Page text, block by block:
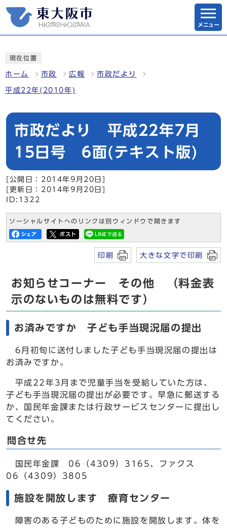
メニュー
現在位置
ホーム 市政 広報 市政だより
平成22年(2010年)
市政だより 平成22年7月
15日号 6面(テキスト版)
[公開日：2014年9月20日]
[更新日：2014年9月20日]
ID:1322
ソーシャルサイトへのリンクは別ウィンドウで開きます
印刷 大きな文字で印刷
お知らせコーナー その他 （料金表
示のないものは無料です）
お済みですか 子ども手当現況届の提出
6月初旬に送付しました子ども手当現況届の提出は
お済みですか。
平成22年3月まで児童手当を受給していた方は、
子ども手当現況届の提出が必要です。早急に郵送する
か、国民年金課または行政サービスセンターに提出し
てください。
問合せ先
国民年金課 06（4309）3165、ファクス
06（4309）3805
施設を開放します 療育センター
障害のある子どものために施設を開放します。体を